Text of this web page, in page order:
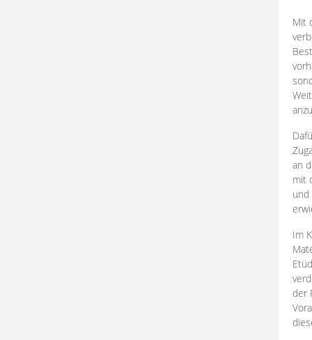
Mit
an
mit
und
Im
der